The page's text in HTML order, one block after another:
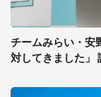
チームみらい・安
対してきました」